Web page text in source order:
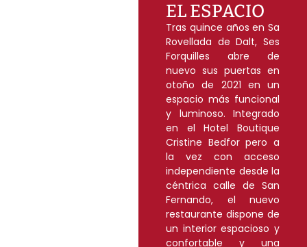
EL ESPACIO
Tras quince años en Sa
Rovellada de Dalt, Ses
Forquilles abre de
nuevo sus puertas en
otoño de 2021 en un
espacio más funcional
y luminoso. Integrado
en el Hotel Boutique
Cristine Bedfor pero a
la vez con acceso
independiente desde la
céntrica calle de San
Fernando, el nuevo
restaurante dispone de
un interior espacioso y
confortable y una